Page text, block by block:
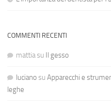
COMMENTI RECENTI
mattiasu Il gesso
luciano su Apparecchi e
leghe